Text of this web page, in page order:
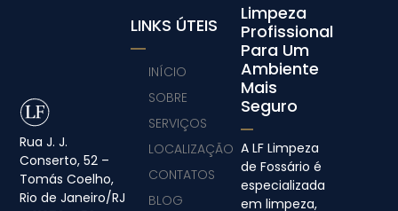
Rua J. J.
Conserto, 52 –
Tomás Coelho,
Rio de Janeiro/RJ
Limpeza
Profissional
Para Um
Ambiente
Mais
Seguro
A LF Limpeza
de Fossário é
especializada
em limpeza,
LINKS ÚTEIS
INÍCIO
SOBRE
SERVIÇOS
LOCALIZAÇÃO
CONTATOS
BLOG